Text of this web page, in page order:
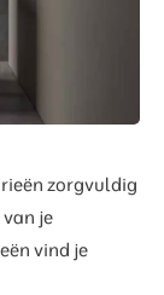
zorgvuldig
je
vind je